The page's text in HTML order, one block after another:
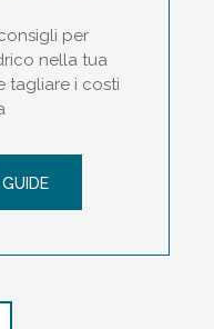
per
nella tua
tagliare i costi